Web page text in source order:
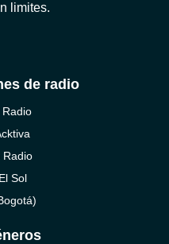
limites.
de radio
Radio
Sol